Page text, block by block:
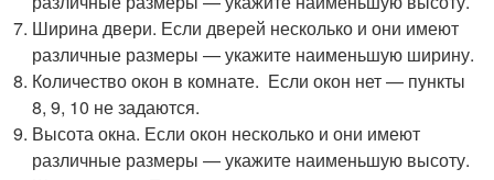
Ширина двери. Если дверей несколько и они имеют
различные размеры — укажите наименьшую ширину.
Количество окон в комнате. Если окон нет — пункты
8, 9, 10 не задаются.
Высота окна. Если окон несколько и они имеют
различные размеры — укажите наименьшую высоту.